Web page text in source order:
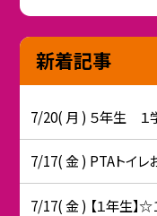
新着記事
7/20( 月 ) ５年生 １
7/17( 金 ) PTAトイレ
7/17( 金 ) 【１年生】